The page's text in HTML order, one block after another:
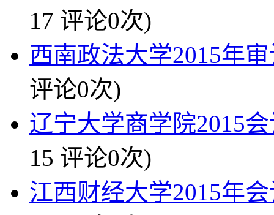
17 评论0次)
西南政法大学2015年
评论0次)
辽宁大学商学院2015
15 评论0次)
江西财经大学2015年